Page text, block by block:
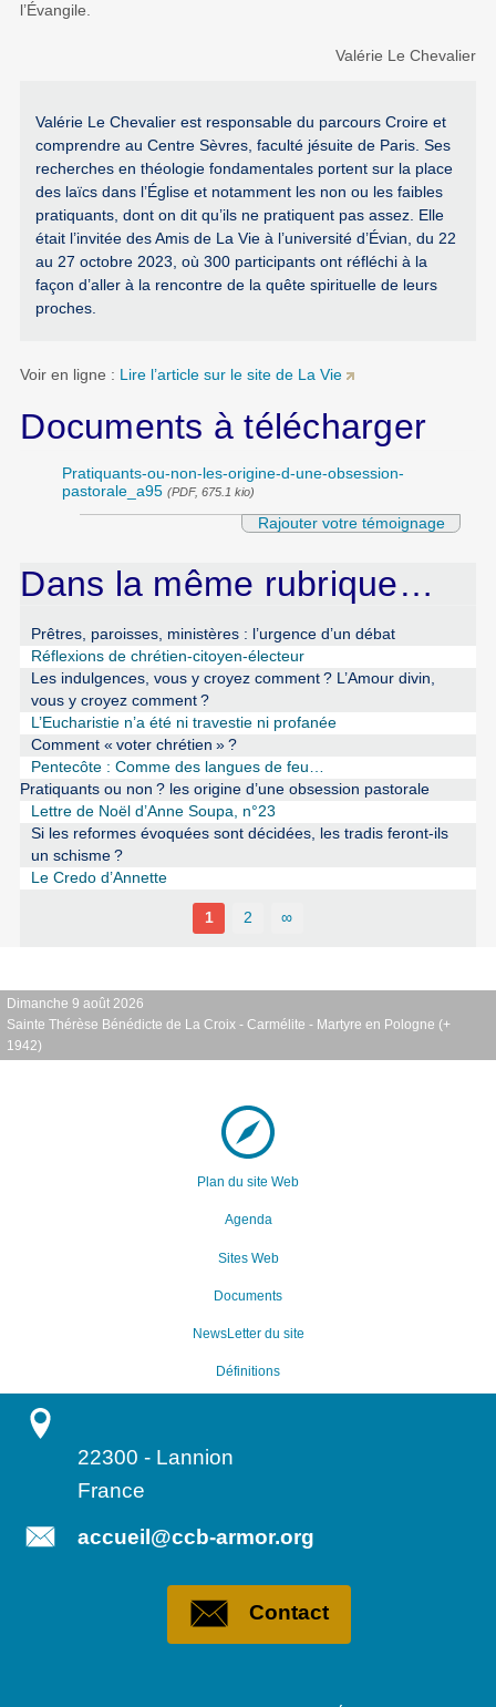
l’Évangile.
Valérie Le Chevalier
Valérie Le Chevalier est responsable du parcours Croire et
comprendre au Centre Sèvres, faculté jésuite de Paris. Ses
recherches en théologie fondamentales portent sur la place
des laïcs dans l’Église et notamment les non ou les faibles
pratiquants, dont on dit qu’ils ne pratiquent pas assez. Elle
était l’invitée des Amis de La Vie à l’université d’Évian, du 22
au 27 octobre 2023, où 300 participants ont réfléchi à la
façon d’aller à la rencontre de la quête spirituelle de leurs
proches.
Voir en ligne : Lire l’article sur le site de La Vie
Documents à télécharger
Pratiquants-ou-non-les-origine-d-une-obsession-
pastorale_a95 (PDF, 675.1 kio)
Rajouter votre témoignage
Dans la même rubrique…
Prêtres, paroisses, ministères : l’urgence d’un débat
Réflexions de chrétien-citoyen-électeur
Les indulgences, vous y croyez comment ? L’Amour divin,
vous y croyez comment ?
L’Eucharistie n’a été ni travestie ni profanée
Comment « voter chrétien » ?
Pentecôte : Comme des langues de feu…
Pratiquants ou non ? les origine d’une obsession pastorale
Lettre de Noël d’Anne Soupa, n°23
Si les reformes évoquées sont décidées, les tradis feront-ils
un schisme ?
Le Credo d’Annette
1 2 ∞
Dimanche 9 août 2026
Sainte Thérèse Bénédicte de La Croix - Carmélite - Martyre en Pologne (+
1942)
Plan du site Web
Agenda
Sites Web
Documents
NewsLetter du site
Définitions
22300 - Lannion
France
accueil@ccb-armor.org
Contact